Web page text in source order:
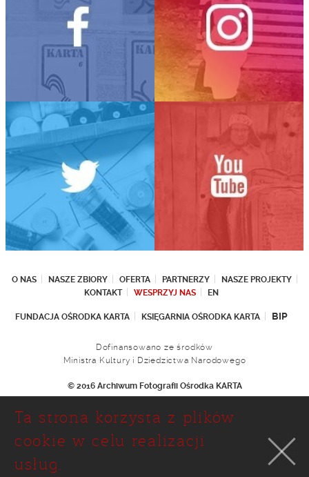
O NAS NASZE ZBIORY OFERTA PARTNERZY
NASZE PROJEKTY
KONTAKT
WESPRZYJ NAS EN
FUNDACJA OŚRODKA KARTA KSIĘGARNIA OŚRODKA KARTA BIP
Dofinansowano ze środków
Ministra Kultury i Dziedzictwa Narodowego
© 2016 Archiwum Fotografii Ośrodka KARTA
Ul. Narbutta 29
02-536 Warszawa
tel.: (+48 22) 646 36 90
Ta strona korzysta z plików
cookie w celu realizacji
usług.